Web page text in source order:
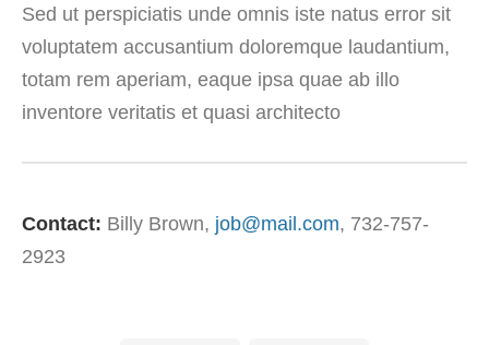
Sed ut perspiciatis unde omnis iste natus error sit
voluptatem accusantium doloremque laudantium,
totam rem aperiam, eaque ipsa quae ab illo
inventore veritatis et quasi architecto
Contact: Billy Brown job@mail.com 732-757-
2923